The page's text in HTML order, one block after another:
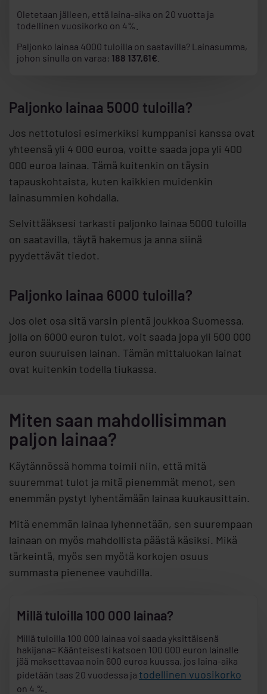
Oletetaan jälleen, että laina-aika on 20 vuotta ja
todellinen vuosikorko on 4%.
Paljonko lainaa 4000 tuloilla on saatavilla? Lainasumma,
johon sinulla on varaa: 188 137,61€
Paljonko lainaa 5000 tuloilla?
Jos nettotulosi esimerkiksi kumppanisi kanssa ovat
yhteensä yli 4 000 euroa, voitte saada jopa yli 400
000 euroa lainaa. Tämä kuitenkin on täysin
tapauskohtaista, kuten kaikkien muidenkin
lainasummien kohdalla.
Selvittääksesi tarkasti paljonko lainaa 5000 tuloilla
on saatavilla, täytä hakemus ja anna siinä
pyydettävät tiedot.
Paljonko lainaa 6000 tuloilla?
Jos olet osa sitä varsin pientä joukkoa Suomessa,
jolla on 6000 euron tulot, voit saada jopa yli 500 000
euron suuruisen lainan. Tämän mittaluokan lainat
ovat kuitenkin todella tiukassa.
Miten saan mahdollisimman
paljon lainaa?
Käytännössä homma toimii niin, että mitä
suuremmat tulot ja mitä pienemmät menot, sen
enemmän pystyt lyhentämään lainaa kuukausittain.
Mitä enemmän lainaa lyhennetään, sen suurempaan
lainaan on myös mahdollista päästä käsiksi. Mikä
tärkeintä, myös sen myötä korkojen osuus
summasta pienenee vauhdilla.
Millä tuloilla 100 000 lainaa?
Millä tuloilla 100 000 lainaa voi saada yksittäisenä
hakijana= Käänteisesti katsoen 100 000 euron lainalle
jää maksettavaa noin 600 euroa kuussa, jos laina-aika
pidetään taas 20 vuodessa ja todellinen vuosikorko
on 4 %.